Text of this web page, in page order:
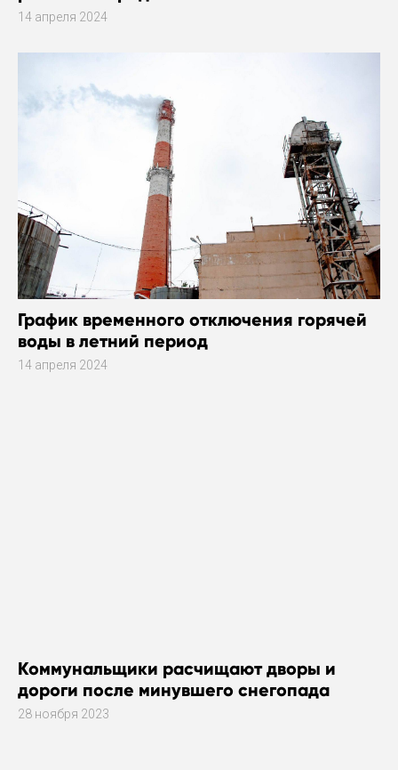
14 апреля 2024
График временного отключения горячей
воды в летний период
14 апреля 2024
Коммунальщики расчищают дворы и
дороги после минувшего снегопада
28 ноября 2023